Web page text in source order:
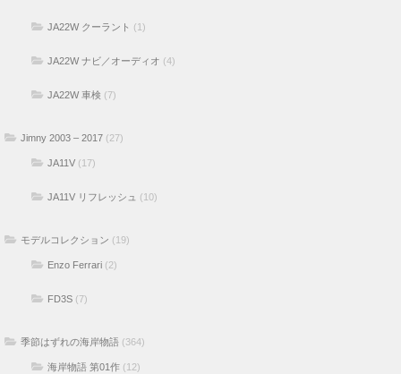
JA22W クーラント (1)
JA22W ナビ／オーディオ (4)
JA22W 車検 (7)
Jimny 2003 – 2017 (27)
JA11V (17)
JA11V リフレッシュ (10)
モデルコレクション (19)
Enzo Ferrari (2)
FD3S (7)
季節はずれの海岸物語 (364)
海岸物語 第01作 (12)